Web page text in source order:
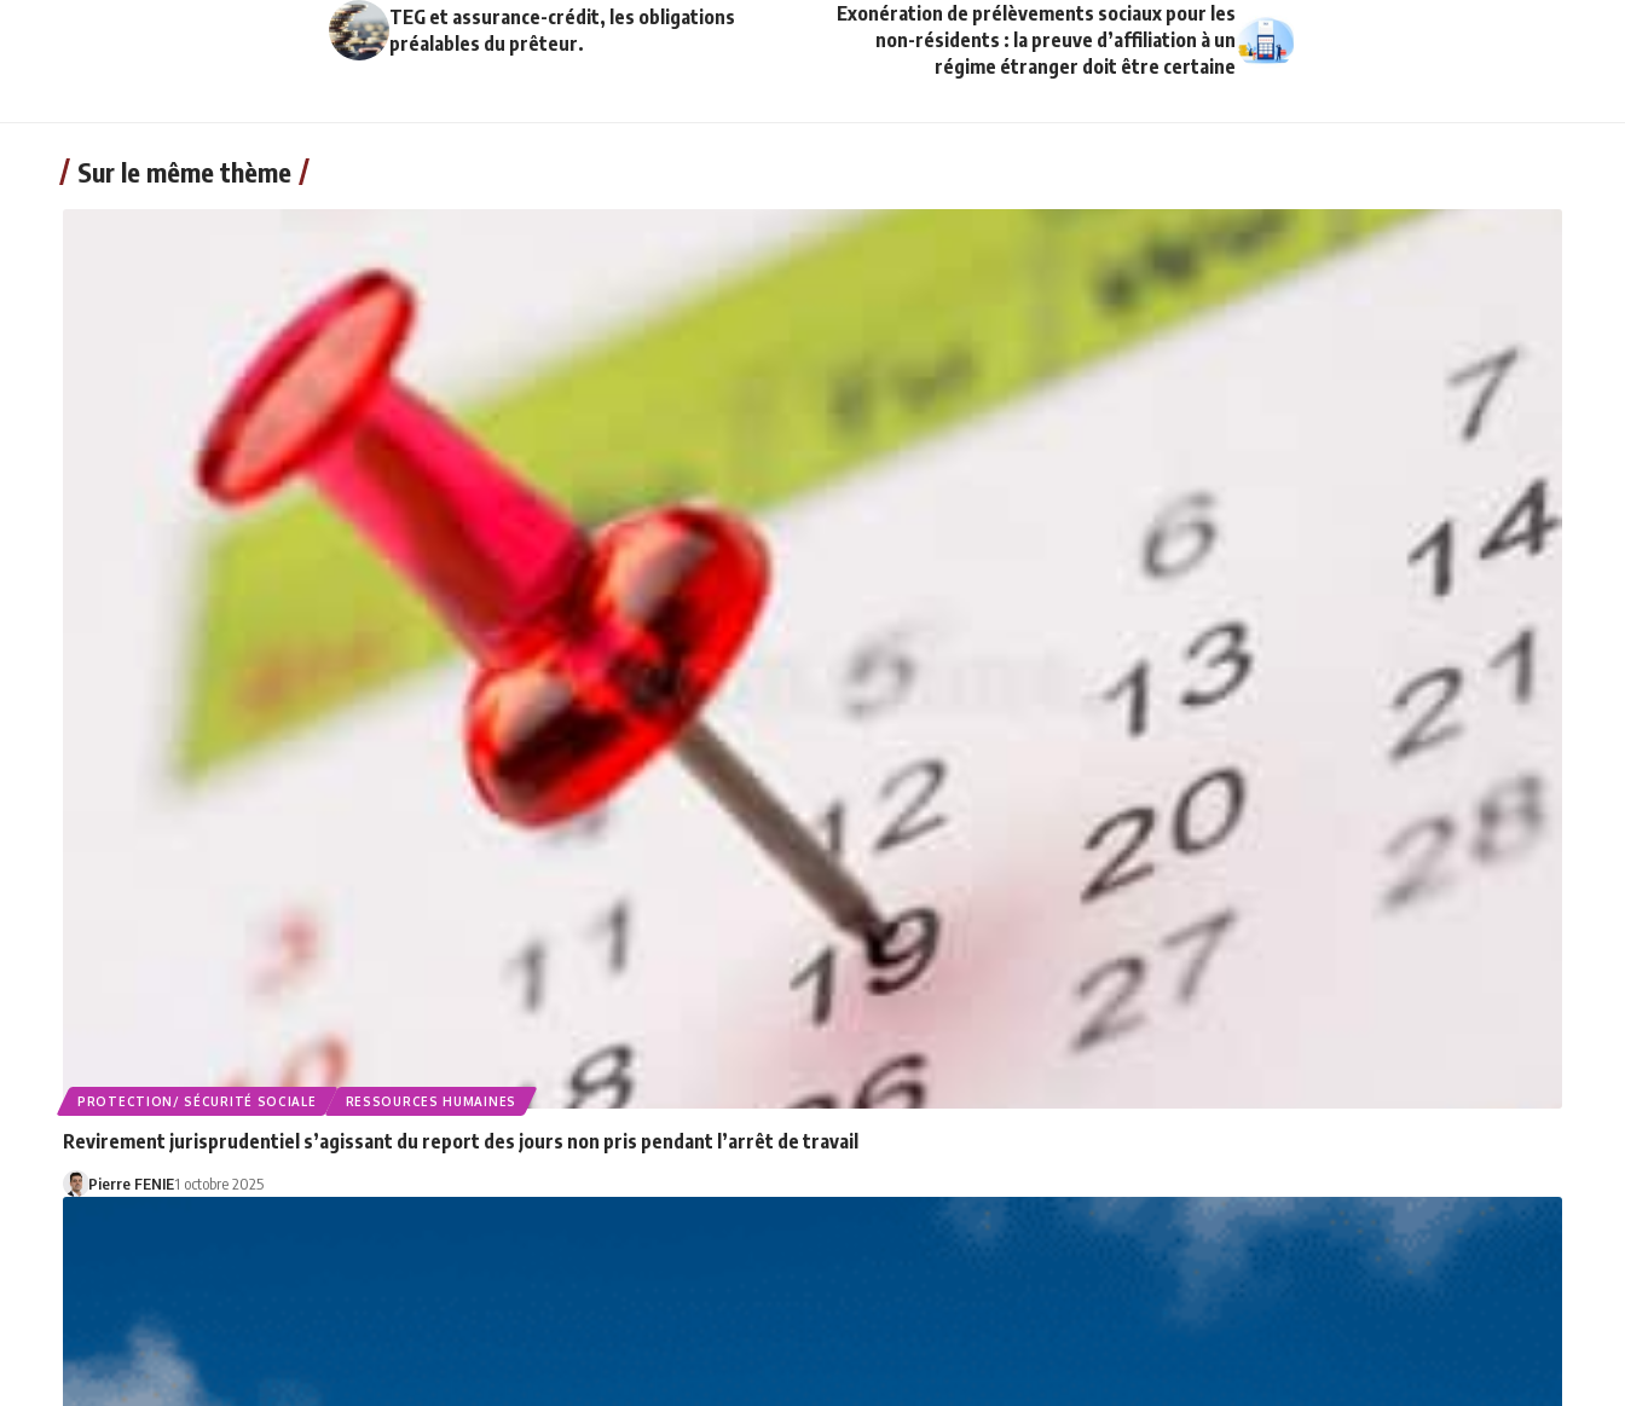
TEG et assurance-crédit, les obligations
préalables du prêteur.
Exonération de prélèvements sociaux pour les
non-résidents : la preuve d’affiliation à un
régime étranger doit être certaine
Sur le même thème
PROTECTION/ SÉCURITÉ SOCIALE RESSOURCES HUMAINES
Revirement jurisprudentiel s’agissant du report des jours non pris pendant l’arrêt de travail
Pierre FENIE1 octobre 2025